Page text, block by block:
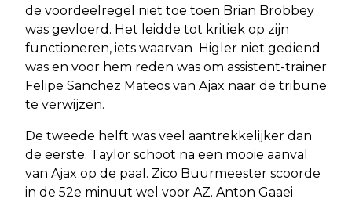
de voordeelregel niet toe toen Brian Brobbey
was gevloerd. Het leidde tot kritiek op zijn
functioneren, iets waarvan Higler niet gediend
was en voor hem reden was om assistent-trainer
Felipe Sanchez Mateos van Ajax naar de tribune
te verwijzen.
De tweede helft was veel aantrekkelijker dan
de eerste. Taylor schoot na een mooie aanval
van Ajax op de paal. Zico Buurmeester scoorde
in de 52e minuut wel voor AZ. Anton Gaaei